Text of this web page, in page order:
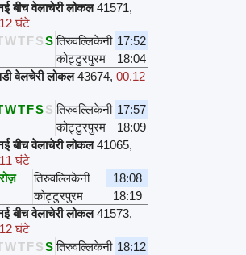
बीच वेलाचेरी लोकल 41571,
घंटे
WTFSS तिरुवल्लिकेनी 17:52
कोट्टुरपुरम
18:04
वेलचेरी लोकल 43674,00.12
WTFSS तिरुवल्लिकेनी 17:57
कोट्टुरपुरम
18:09
बीच वेलाचेरी लोकल 41065,
घंटे
तिरुवल्लिकेनी
18:08
कोट्टुरपुरम
18:19
बीच वेलाचेरी लोकल 41573,
घंटे
WTFSS तिरुवल्लिकेनी 18:12